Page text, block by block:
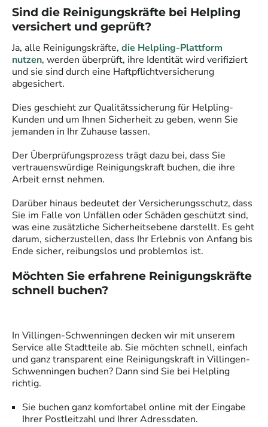
Sind die Reinigungskräfte bei Helpling
versichert und geprüft?
Ja, alle Reinigungskräfte, die Helpling-Plattform
nutzen, werden überprüft, ihre Identität wird verifiziert
und sie sind durch eine Haftpflichtversicherung
abgesichert.
Dies geschieht zur Qualitätssicherung für Helpling-
Kunden und um Ihnen Sicherheit zu geben, wenn Sie
jemanden in Ihr Zuhause lassen.
Der Überprüfungsprozess trägt dazu bei, dass Sie
vertrauenswürdige Reinigungskraft buchen, die ihre
Arbeit ernst nehmen.
Darüber hinaus bedeutet der Versicherungsschutz, dass
Sie im Falle von Unfällen oder Schäden geschützt sind,
was eine zusätzliche Sicherheitsebene darstellt. Es geht
darum, sicherzustellen, dass Ihr Erlebnis von Anfang bis
Ende sicher, reibungslos und problemlos ist.
Möchten Sie erfahrene Reinigungskräfte
schnell buchen?
In Villingen-Schwenningen decken wir mit unserem
Service alle Stadtteile ab. Sie möchten schnell, einfach
und ganz transparent eine Reinigungskraft in Villingen-
Schwenningen buchen? Dann sind Sie bei Helpling
richtig.
Sie buchen ganz komfortabel online mit der Eingabe
Ihrer Postleitzahl und Ihrer Adressdaten.